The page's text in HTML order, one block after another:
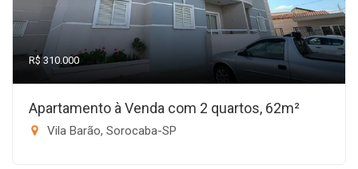
R$ 310.000
Apartamento à Venda com 2 quartos, 62m²
Vila Barão, Sorocaba-SP